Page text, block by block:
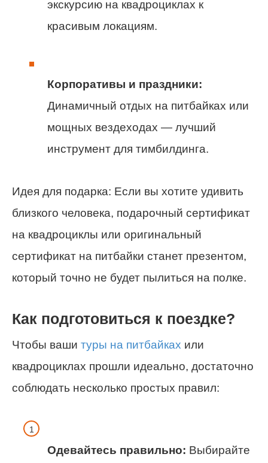
экскурсию на квадроциклах к
красивым локациям.
Корпоративы и праздники:
Динамичный отдых на питбайках или
мощных вездеходах — лучший
инструмент для тимбилдинга.
Идея для подарка: Если вы хотите удивить
близкого человека, подарочный сертификат
на квадроциклы или оригинальный
сертификат на питбайки станет презентом,
который точно не будет пылиться на полке.
Как подготовиться к поездке?
Чтобы ваши туры на питбайках или
квадроциклах прошли идеально, достаточно
соблюдать несколько простых правил:
Одевайтесь правильно: Выбирайте